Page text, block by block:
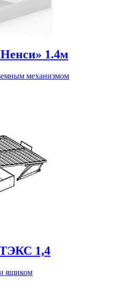
1.4м
механизмом
1,4
ящиком